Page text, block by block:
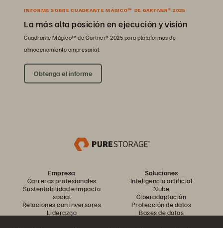
INFORME SOBRE CUADRANTE MÁGICO™ DE GARTNER® 2025
La más alta posición en ejecución y visión
Cuadrante Mágico™ de Gartner® 2025 para plataformas de
almacenamiento empresarial.
Obtenga el informe
Empresa
Carreras profesionales
Sustentabilidad e impacto
social
Relaciones con inversores
Liderazgo
Soluciones
Inteligencia artificial
Nube
Ciberadaptación
Protección de datos
Bases de datos